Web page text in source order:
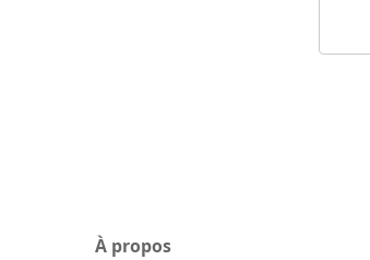
À propos